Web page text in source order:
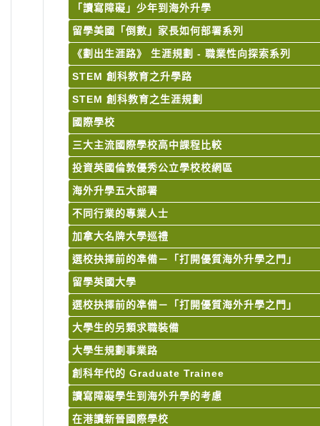
「讀寫障礙」少年到海外升學
留學美國「倒數」家長如何部署系列
《劃出生涯路》 生涯規劃 - 職業性向探索系列
STEM 創科教育之升學路
STEM 創科教育之生涯規劃
國際學校
三大主流國際學校高中課程比較
投資英國倫敦優秀公立學校校網區
海外升學五大部署
不同行業的專業人士
加拿大名牌大學巡禮
選校抉擇前的凖備－「打開優質海外升學之門」
留學英國大學
選校抉擇前的凖備－「打開優質海外升學之門」
大學生的另類求職裝備
大學生規劃事業路
創科年代的 Graduate Trainee
讀寫障礙學生到海外升學的考慮
在港讀新晉國際學校